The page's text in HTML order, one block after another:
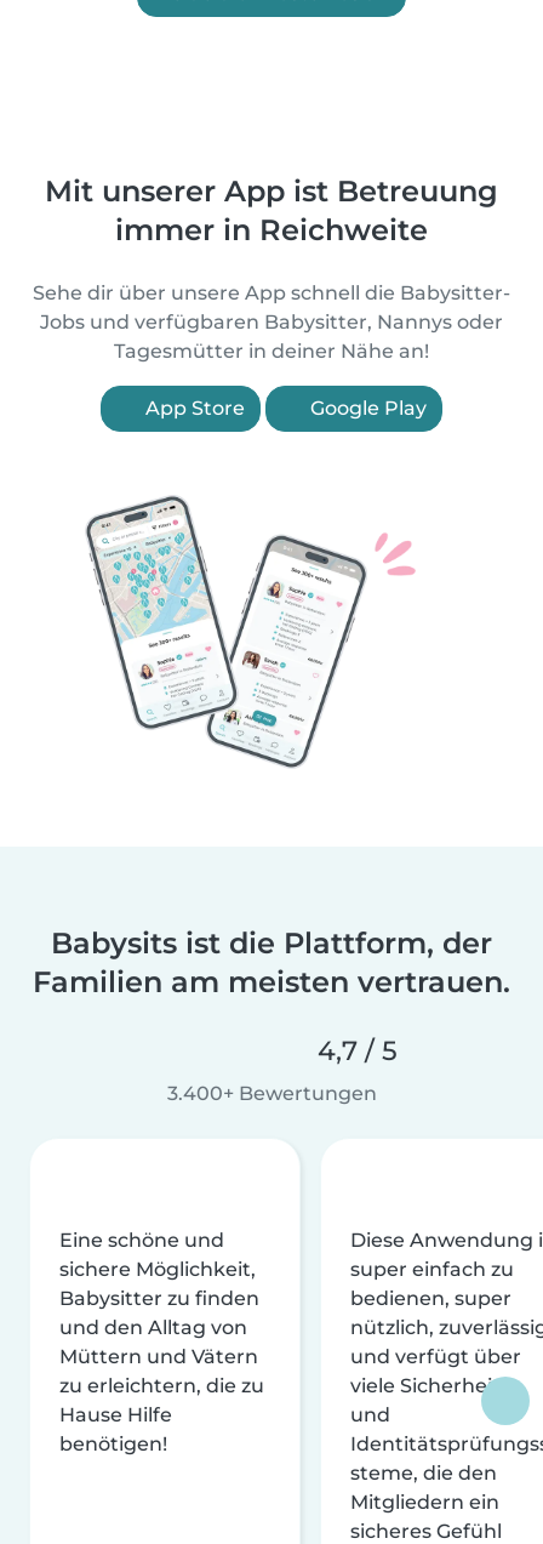
Mit unserer App ist Betreuung
immer in Reichweite
Sehe dir über unsere App schnell die Babysitter-
Jobs und verfügbaren Babysitter, Nannys oder
Tagesmütter in deiner Nähe an!
App Store Google Play
Babysits ist die Plattform, der
Familien am meisten vertrauen.
4,7 / 5
3.400+ Bewertungen
Eine schöne und
sichere Möglichkeit,
Babysitter zu finden
und den Alltag von
Müttern und Vätern
zu erleichtern, die zu
Hause Hilfe
benötigen!
Diese Anwendung
super einfach zu
bedienen, super
nützlich,
und verfügt über
viele Sicherheits-
und
steme, die den
Mitgliedern ein
sicheres Gefühl